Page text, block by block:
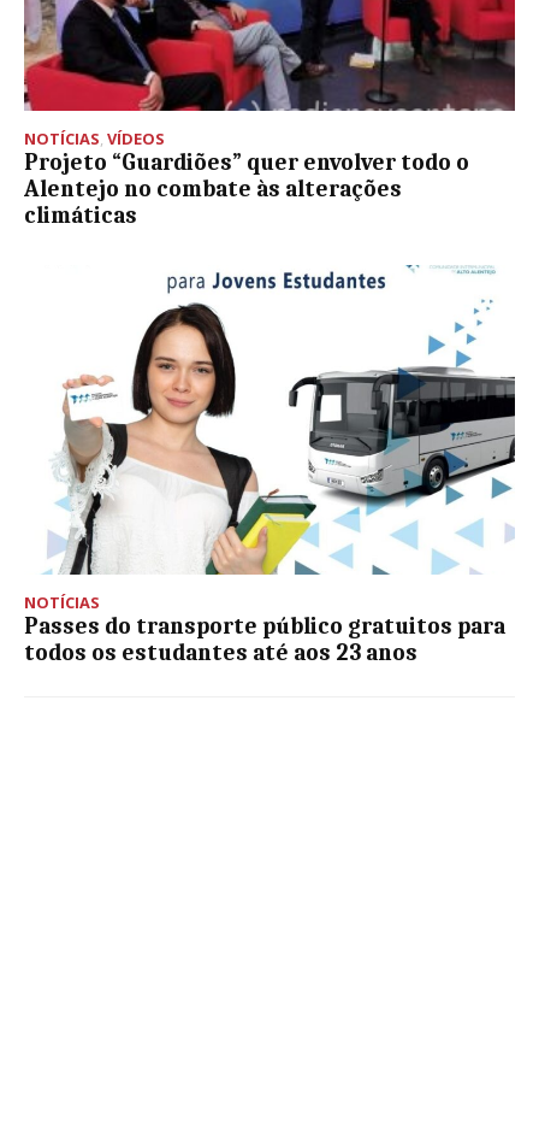
NOTÍCIAS, VÍDEOS
Projeto “Guardiões” quer envolver todo o
Alentejo no combate às alterações
climáticas
NOTÍCIAS
Passes do transporte público gratuitos para
todos os estudantes até aos 23 anos